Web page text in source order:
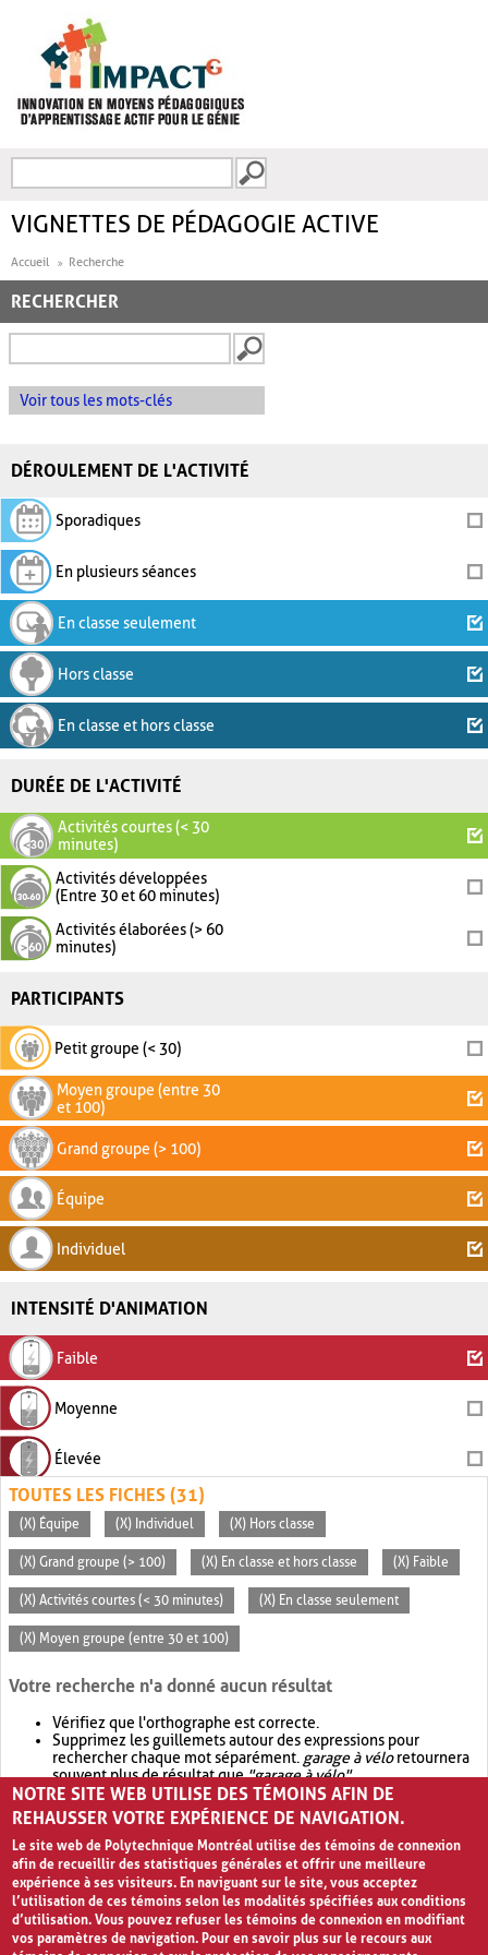
FORMULAIRE DE
VIGNETTES DE PÉDAGOGIE ACTIVE
Accueil Recherche
RECHERCHER
Voir tous les mots-clés
DÉROULEMENT DE L'ACTIVITÉ
Sporadiques
En plusieurs séances
En classe seulement
Hors classe
En classe et hors classe
DURÉE DE L'ACTIVITÉ
Activités courtes (< 30
minutes)
Activités développées
(Entre 30 et 60 minutes)
Activités élaborées (> 60
minutes)
PARTICIPANTS
Petit groupe (< 30)
Moyen groupe (entre 30
et 100)
Grand groupe (> 100)
Équipe
Individuel
INTENSITÉ D'ANIMATION
Faible
Moyenne
Élevée
TOUTES LES FICHES (31)
(X) Équipe (X) Individuel (X) Hors classe
(X) Grand groupe (> 100) (X) En classe et hors classe (X) Faible
(X) Activités courtes (< 30 minutes) (X) En classe seulement
(X) Moyen groupe (entre 30 et 100)
Votre recherche n'a donné aucun résultat
Vérifiez que l'orthographe est correcte.
Supprimez les guillemets autour des expressions pour
rechercher chaque mot séparément. garage à véloretournera
souvent plus de résultat que"garage à vélo".
Envisagez d'élargir votre recherche avec OR.garage OR vélo
retournera souvent plus de résultat quegarage à vélo
NOTRE SITE WEB UTILISE DES TÉMOINS AFIN DE
REHAUSSER VOTRE EXPÉRIENCE DE NAVIGATION.
Le site web de Polytechnique Montréal utilise des témoins de connexion
afin de recueillir des statistiques générales et offrir une meilleure
expérience à ses visiteurs. En naviguant sur le site, vous acceptez
l’utilisation de ces témoins selon les modalités spécifiées aux conditions
d’utilisation. Vous pouvez refuser les témoins de connexion en modifiant
vos paramètres de navigation. Pour en savoir plus sur le recours aux